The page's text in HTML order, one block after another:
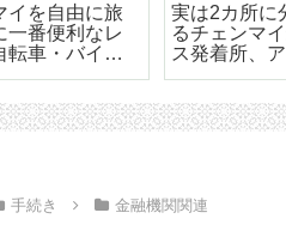
何か、初回届
法などの詳細
BTSも地下
ェンマイは
の移動が便
手続き 金融機関関連